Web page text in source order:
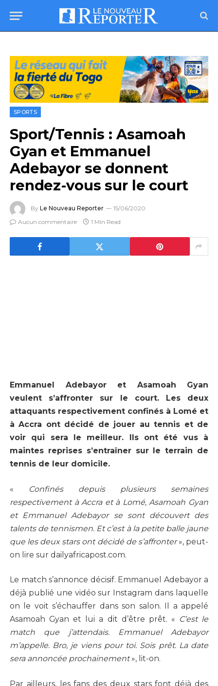
SPORTS
Sport/Tennis : Asamoah
Gyan et Emmanuel
Adebayor se donnent
rendez-vous sur le court
By Le Nouveau Reporter
15/06/2020
Aucun commentaire
1 Min Read
Emmanuel Adebayor et Asamoah Gyan
veulent s’affronter sur le court. Les deux
attaquants respectivement confinés à Lomé et
à Accra ont décidé de jouer au tennis et de
voir qui sera le meilleur. Ils ont été vus à
maintes reprises s’entraîner sur le terrain de
tennis de leur domicile.
«
Confinés depuis plusieurs semaines
respectivement à Accra et à Lomé, Asamoah Gyan
et Emmanuel Adebayor se sont découvert des
talents de tennismen. Et c’est à la petite balle jaune
que les deux stars ont décidé de s’affronter», peut-
on lire sur dailyafricapost.com.
Le match s’annonce décisif. Emmanuel Adebayor a
déjà publié une vidéo sur Instagram dans laquelle
on le voit s’échauffer dans son salon. Il a appelé
Asamoah Gyan et lui a dit d’être prêt. « C’est le
match que j’attendais. Emmanuel Adebayor
m’appelle. Bro, je viens pour toi. Sois prêt. La date
sera annoncée prochainement», lit-on.
Par ailleurs, les fans des deux stars font déjà des